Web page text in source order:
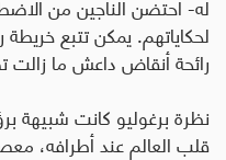
لحكاياتهم. يمكن تتبع خريطة
رائحة أنقاض داعش ما زالت
نظرة برغوليو كانت
قلب العالم عند أطرافه،